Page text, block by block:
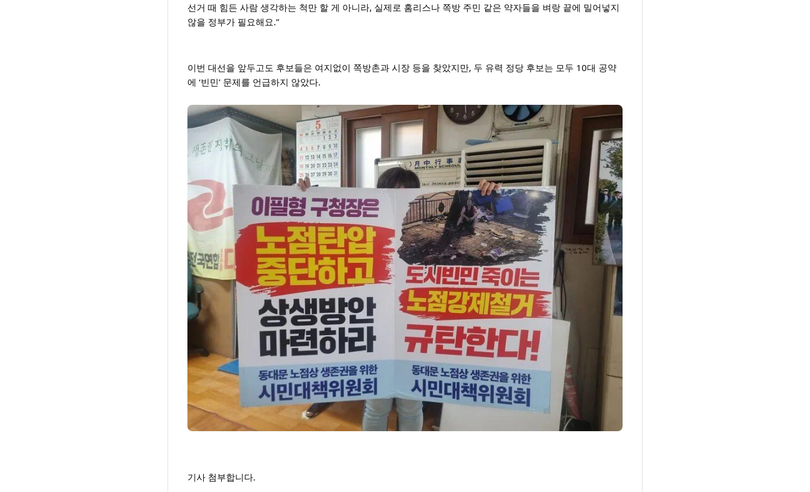
선거 때 힘든 사람 생각하는 척만 할 게 아니라, 실제로 홈리스나 쪽방 주민 같은 약자들을 벼랑 끝에 밀어넣지
않을 정부가 필요해요.”
이번 대선을 앞두고도 후보들은 여지없이 쪽방촌과 시장 등을 찾았지만, 두 유력 정당 후보는 모두 10대 공약
에 ‘빈민’ 문제를 언급하지 않았다.
기사 첨부합니다.